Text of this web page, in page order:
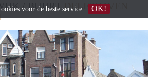
/ BUURTDELFSHAVEN
voor de beste service OK!